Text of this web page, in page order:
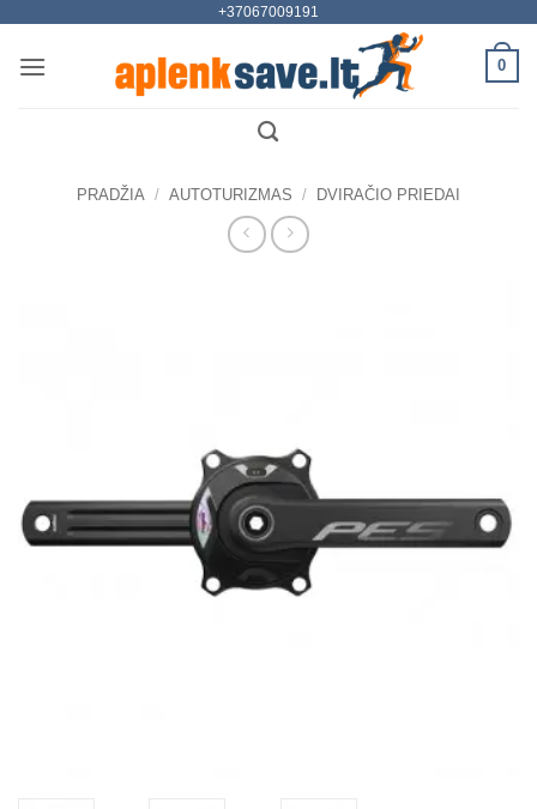
content
+37067009191
0
PRADŽIA / AUTOTURIZMAS / DVIRAČIO PRIEDAI